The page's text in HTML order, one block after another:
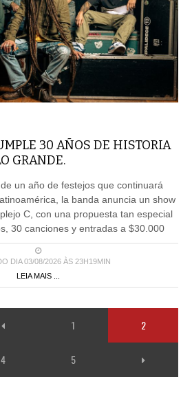
30 AÑOS DE HISTORIA
GRANDE.
un año de festejos que continuará
la banda anuncia un show
C, con una propuesta tan especial
30 canciones y entradas a $30.000
DIA 03/08/2026 ÀS 23H19MIN
LEIA MAIS ...
1 2
4 5